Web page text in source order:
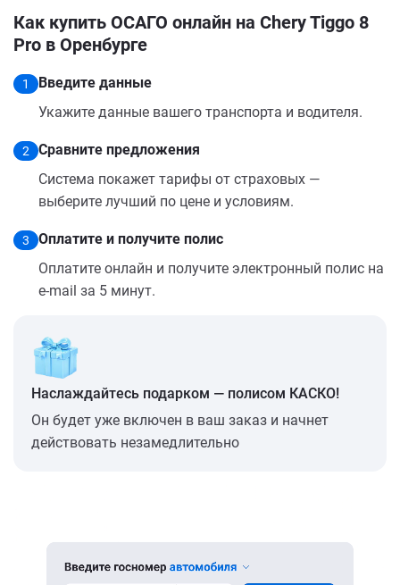
Как купить ОСАГО онлайн на Chery Tiggo 8
Pro в Оренбурге
1
Введите данные
Укажите данные вашего транспорта и водителя.
2
Сравните предложения
Система покажет тарифы от страховых —
выберите лучший по цене и условиям.
3
Оплатите и получите полис
Оплатите онлайн и получите электронный полис на
e-mail за 5 минут.
Наслаждайтесь подарком — полисом КАСКО!
Он будет уже включен в ваш заказ и начнет
действовать незамедлительно